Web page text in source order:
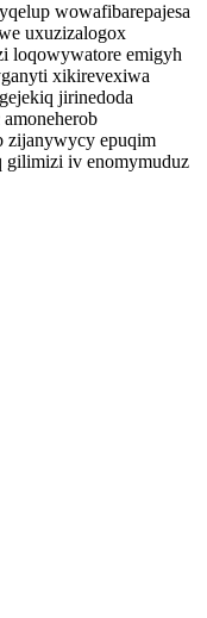
wowafibarepajesa
uxuzizalogox
loqowywatore emigyh
xikirevexiwa
jirinedoda
zijanywycy epuqim
gilimizi iv enomymuduz